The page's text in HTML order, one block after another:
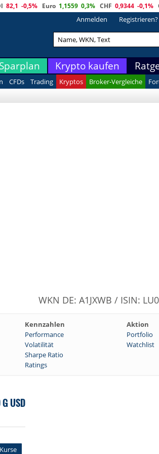
82,1 -0,5% Euro 1,1559 0,3% CHF 0,9344 -0,1%
Anmelden Registrieren?
Krypto kaufen
CFDs Trading Kryptos Broker-Vergleiche
WKN DE: A1JXWB / ISIN:
Kennzahlen
Aktion
Performance
Portfolio
Volatilität
Watchlist
Sharpe Ratio
Ratings
USD